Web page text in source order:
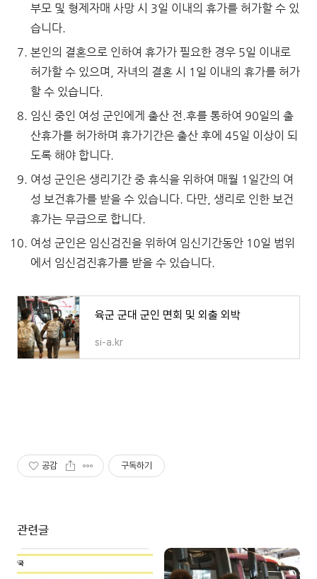
부모 및 형제자매 사망 시 3일 이내의 휴가를 허가할 수 있
습니다.
본인의 결혼으로 인하여 휴가가 필요한 경우 5일 이내로
허가할 수 있으며, 자녀의 결혼 시 1일 이내의 휴가를 허가
할 수 있습니다.
임신 중인 여성 군인에게 출산 전.후를 통하여 90일의 출
산휴가를 허가하며 휴가기간은 출산 후에 45일 이상이 되
도록 해야 합니다.
여성 군인은 생리기간 중 휴식을 위하여 매월 1일간의 여
성 보건휴가를 받을 수 있습니다. 다만, 생리로 인한 보건
휴가는 무급으로 합니다.
여성 군인은 임신검진을 위하여 임신기간동안 10일 범위
에서 임신검진휴가를 받을 수 있습니다.
육군 군대 군인 면회 및 외출 외박
si-a.kr
공감 구독하기
관련글